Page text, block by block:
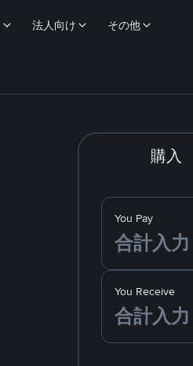
法人向け その他
購入
You Pay
You Receive